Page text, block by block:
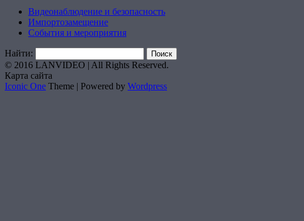
Видеонаблюдение и безопасность
Импортозамещение
События и мероприятия
Найти:
© 2016 LANVIDEO | All Rights Reserved.
Карта сайта
Iconic One Theme | Powered by Wordpress